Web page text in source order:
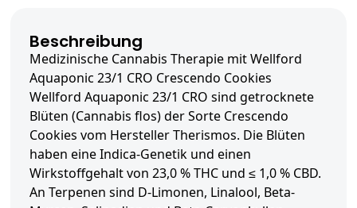
Beschreibung
Medizinische Cannabis Therapie mit Wellford
Aquaponic 23/1 CRO Crescendo Cookies
Wellford Aquaponic 23/1 CRO sind getrocknete
Blüten (Cannabis flos) der Sorte Crescendo
Cookies vom Hersteller Therismos. Die Blüten
haben eine Indica-Genetik und einen
Wirkstoffgehalt von 23,0 % THC und ≤ 1,0 % CBD.
An Terpenen sind D-Limonen, Linalool, Beta-